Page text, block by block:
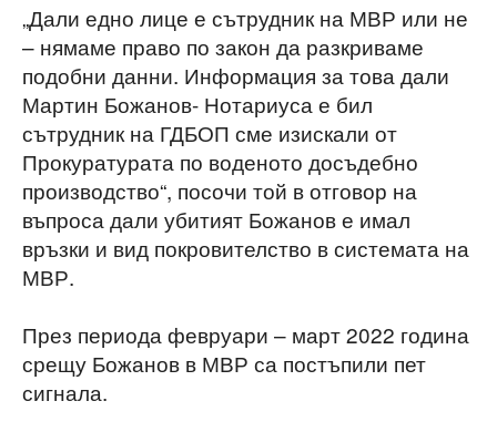
„Дали едно лице е сътрудник на МВР или не
– нямаме право по закон да разкриваме
подобни данни. Информация за това дали
Мартин Божанов- Нотариуса е бил
сътрудник на ГДБОП сме изискали от
Прокуратурата по воденото досъдебно
производство“, посочи той в отговор на
въпроса дали убитият Божанов е имал
връзки и вид покровителство в системата на
МВР.
През периода февруари – март 2022 година
срещу Божанов в МВР са постъпили пет
сигнала.